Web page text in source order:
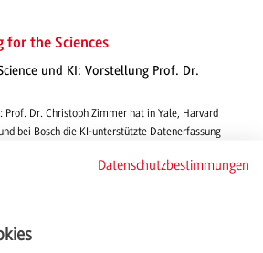
for the Sciences
und KI: Vorstellung Prof. Dr.
Dr. Christoph Zimmer hat in Yale, Harvard
bei Bosch die KI-unterstützte Datenerfassung
berichtet, warum er sich für die DHBW
internationalen Erfahrungen.
Datenschutzbestimmungen